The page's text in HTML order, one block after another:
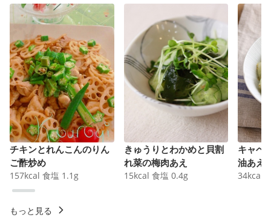
チキンとれんこんのりん
ご酢炒め
157kcal 食塩 1.1 g
きゅうりとわかめと貝割
れ菜の梅肉あえ
15kcal 食塩 0.4g
キャベ
油あえ
34kcal
もっと見る